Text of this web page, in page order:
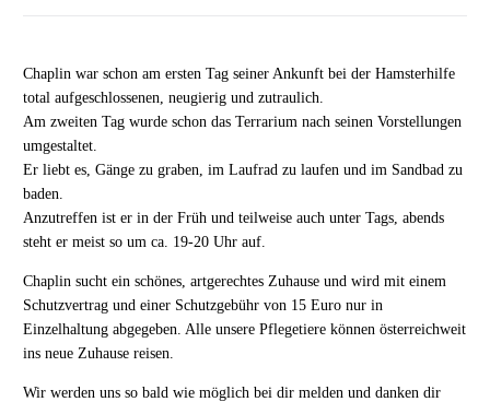
Chaplin war schon am ersten Tag seiner Ankunft bei der Hamsterhilfe
total aufgeschlossenen, neugierig und zutraulich.
Am zweiten Tag wurde schon das Terrarium nach seinen Vorstellungen
umgestaltet.
Er liebt es, Gänge zu graben, im Laufrad zu laufen und im Sandbad zu
baden.
Anzutreffen ist er in der Früh und teilweise auch unter Tags, abends
steht er meist so um ca. 19-20 Uhr auf.
Chaplin sucht ein schönes, artgerechtes Zuhause und wird mit einem
Schutzvertrag und einer Schutzgebühr von 15 Euro nur in
Einzelhaltung abgegeben. Alle unsere Pflegetiere können österreichweit
ins neue Zuhause reisen.
Wir werden uns so bald wie möglich bei dir melden und danken dir